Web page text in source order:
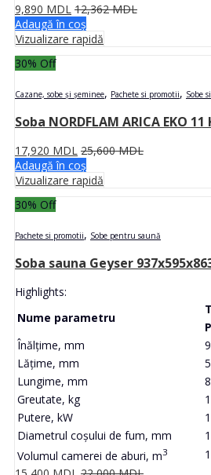
9,890 MDL 12,362MDL
Adaugă în coș
Vizualizare rapidă
30% Off
Cazane, sobe și șeminee, Pachete si promotii, Sobe
Soba NORDFLAM ARICA EKO 11
17,920 MDL 25,600MDL
Adaugă în coș
Vizualizare rapidă
30% Off
Pachete si promotii, Sobe pentru saună
Soba sauna Geyser
Highlights:
Nume parametru
Înălțime, mm
Lățime, mm
Lungime, mm
Greutate, kg
Putere, kW
Diametrul coșului de fum, mm
Volumul camerei de aburi, m3